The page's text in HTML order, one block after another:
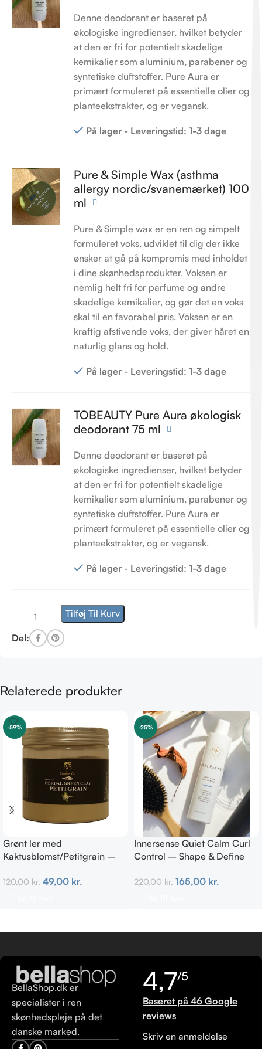
Denne deodorant er baseret på
økologiske ingredienser, hvilket betyder
at den er fri for potentielt skadelige
kemikalier som aluminium, parabener og
syntetiske duftstoffer. Pure Aura er
primært formuleret på essentielle olier og
planteekstrakter, og er vegansk.
På lager - Leveringstid: 1-3 dage
Pure & Simple Wax (asthma
allergy nordic/svanemærket) 100
ml
Pure & Simple wax er en ren og simpelt
formuleret voks, udviklet til dig der ikke
ønsker at gå på kompromis med inholdet
i dine skønhedsprodukter. Voksen er
nemlig helt fri for parfume og andre
skadelige kemikalier, og gør det en voks
skal til en favorabel pris. Voksen er en
kraftig afstivende voks, der giver håret en
naturlig glans og hold.
På lager - Leveringstid: 1-3 dage
TOBEAUTY Pure Aura økologisk
deodorant 75 ml
Denne deodorant er baseret på
økologiske ingredienser, hvilket betyder
at den er fri for potentielt skadelige
kemikalier som aluminium, parabener og
syntetiske duftstoffer. Pure Aura er
primært formuleret på essentielle olier og
planteekstrakter, og er vegansk.
På lager - Leveringstid: 1-3 dage
Tilføj Til Kurv
Del:
Relaterede produkter
-59%
Grønt ler med
Kaktusblomst/Petitgrain –
120,00kr. 49,00 kr.
-25%
Innersense Quiet Calm Curl
Control – Shape & Define
220,00kr. 165,00 kr.
BellaShop.dk er
specialister i ren
skønhedspleje på det
danske marked.
4,7/5
Baseret på 46 Google
reviews
Skriv en anmeldelse